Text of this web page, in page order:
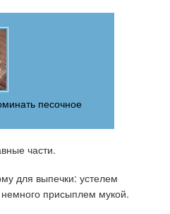
песочное
части.
для выпечки: устелем
немного присыплем мукой.